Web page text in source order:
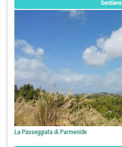
Sentiero
La Passeggiata di Parmenide